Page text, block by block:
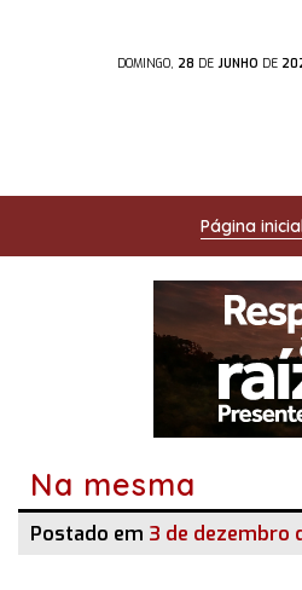
DOMINGO, 28 DE JUNHO DE
Página inicial
Na mesma
Postado em 3 de dezembro